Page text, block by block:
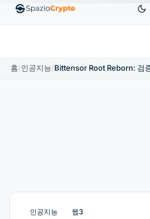
EthereumETHUS$1,880.58 TetherUSDT
홈/인공지능/
인공지능 웹3